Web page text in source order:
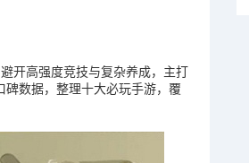
开高强度竞技与复杂养成，主打
数据，整理十大必玩手游，覆